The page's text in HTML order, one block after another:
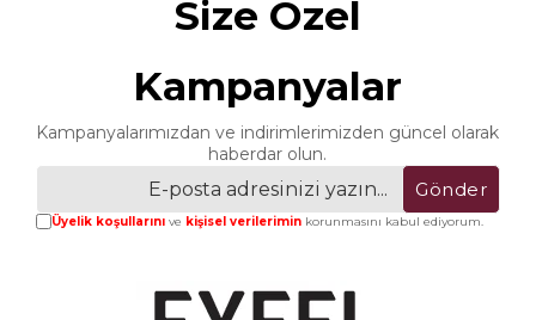
Size Özel
Kampanyalar
Kampanyalarımızdan ve indirimlerimizden güncel olarak
haberdar olun.
Gönder
Üyelik koşullarınıve kişisel verileriminkorunmasını kabul ediyorum.